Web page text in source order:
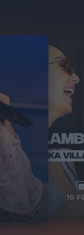
VOI TANKA
10